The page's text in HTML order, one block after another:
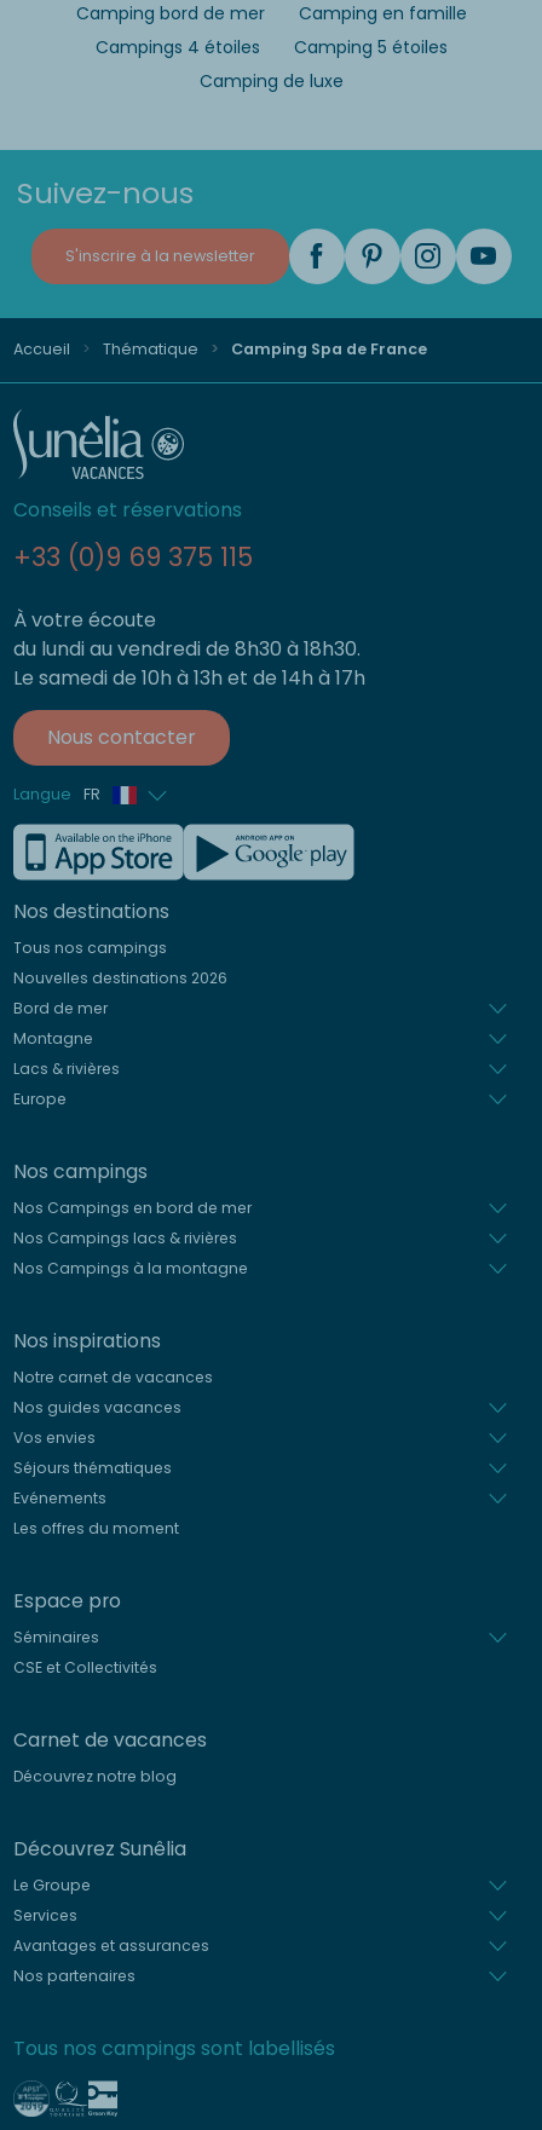
Camping bord de mer
Camping en famille
Campings 4 étoiles
Camping 5 étoiles
Camping de luxe
Suivez-nous
S'inscrire à la newsletter
Accueil Thématique Camping Spa de France
Conseils et réservations
+33 (0)9 69 375 115
À votre écoute
du lundi au vendredi de 8h30 à 18h30.
Le samedi de 10h à 13h et de 14h à 17h
Nous contacter
Langue FR
Anglais
Allemand
Italien
Espagnol
Néerlandais
Nos destinations
Tous nos campings
Nouvelles destinations 2026
Bord de mer
Montagne
Lacs & rivières
Europe
Nos campings
Nos Campings en bord de mer
Nos Campings lacs & rivières
Nos Campings à la montagne
Nos inspirations
Notre carnet de vacances
Nos guides vacances
Vos envies
Séjours thématiques
Evénements
Les offres du moment
Espace pro
Séminaires
CSE et Collectivités
Carnet de vacances
Découvrez notre blog
Découvrez Sunêlia
Le Groupe
Services
Avantages et assurances
Nos partenaires
Tous nos campings sont labellisés